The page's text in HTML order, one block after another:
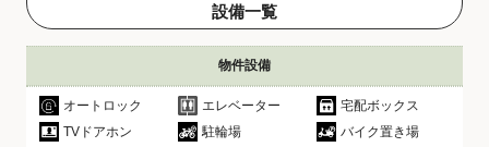
設備一覧
物件設備
オートロック エレベーター
宅配ボックス
TVドアホン
駐輪場 バイク置き場